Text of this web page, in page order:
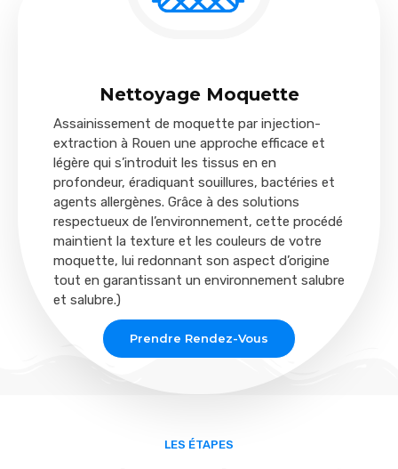
Nettoyage Moquette
Assainissement de moquette par injection-
extraction à Rouen une approche efficace et
légère qui s’introduit les tissus en en
profondeur, éradiquant souillures, bactéries et
agents allergènes. Grâce à des solutions
respectueux de l’environnement, cette procédé
maintient la texture et les couleurs de votre
moquette, lui redonnant son aspect d’origine
tout en garantissant un environnement salubre
et salubre.)
Prendre Rendez-Vous
LES ÉTAPES